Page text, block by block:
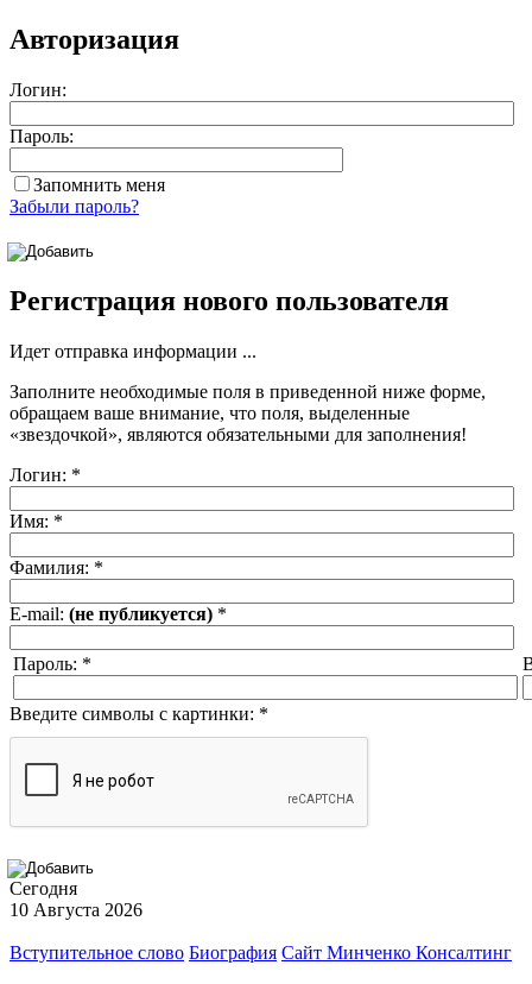
Авторизация
Логин:
Пароль:
Запомнить меня
Забыли пароль?
Регистрация нового пользователя
Идет отправка информации ...
Заполните необходимые поля в приведенной ниже форме,
обращаем ваше внимание, что поля, выделенные
«звездочкой», являются обязательными для заполнения!
Логин: *
Имя: *
Фамилия: *
E-mail: (не публикуется) *
Пароль: *
Введите символы с картинки: *
Сегодня
10 Августа 2026
Вступительное слово Биография Сайт Минченко Консалтинг